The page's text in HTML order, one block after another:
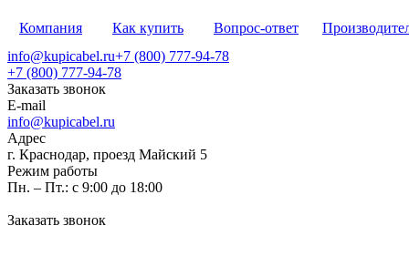
Компания Как купить Вопрос-ответ
info@kupicabel.ru+7 (800) 777-94-78
+7 (800) 777-94-78
Заказать звонок
E-mail
info@kupicabel.ru
Адрес
г. Краснодар, проезд Майский 5
Режим работы
Пн. – Пт.: с 9:00 до 18:00
Заказать звонок